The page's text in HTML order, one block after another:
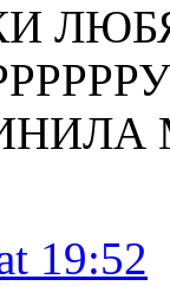
19:52